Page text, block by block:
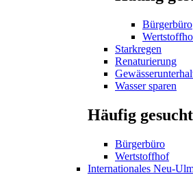
Bürgerbüro
Starkregen
Renaturierung
Wasser sparen
Häufig gesucht
Bürgerbüro
Wertstoffhof
Internationales Neu-